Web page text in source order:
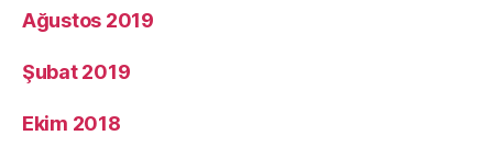
Ağustos 2019
Şubat 2019
Ekim 2018